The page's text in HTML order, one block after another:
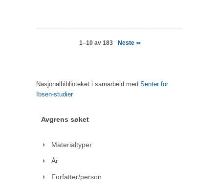
1–10 av 183 Neste >>
Nasjonalbiblioteket i samarbeid med Senter for
Ibsen-studier
Avgrens søket
Materialtyper
År
Forfatter/person